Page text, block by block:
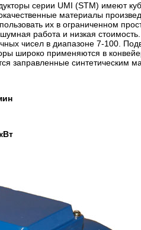
серии UMI (STM) имеют
материалы
их в ограниченном
работа и низкая
чисел в диапазоне 7-100.
широко применяются в
заправленные синтетическим